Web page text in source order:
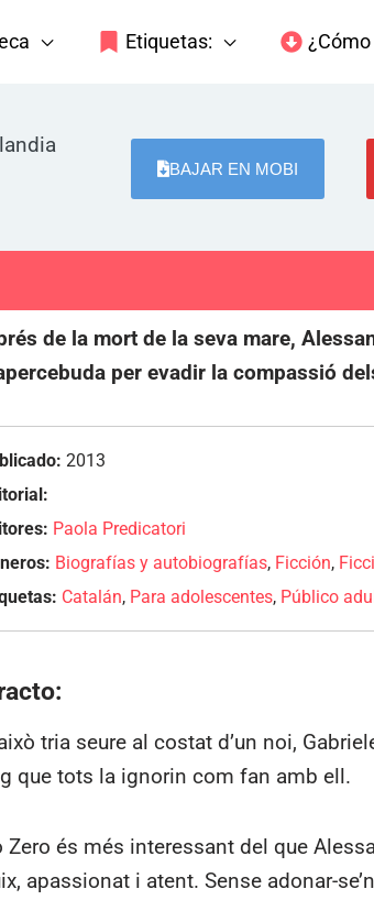
Etiquetas:
BAJAR EN MOBI
de la mort de la seva mare,
per evadir la compassió
2013
Paola Predicatori
Biografías y autobiografías, Ficción,
Catalán, Para adolescentes, Público
tria seure al costat d’un noi,
que tots la ignorin com fan amb ell.
Zero és més interessant del que
apassionat i atent. Sense adonar-